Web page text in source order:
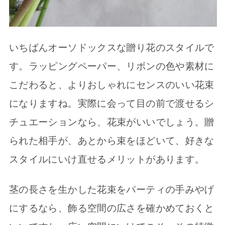
いちばんオーソドックスな贈り花のスタイルで
す。ラッピングペーパー、リボンの色や素材に
こだわると、よりおしゃれにセンスのいい花束
になりますね。実際に会って目の前で渡せるシ
チュエーションなら、花束がいいでしょう。贈
られた相手が、あとから束をほどいて、好きな
スタイルにいけ直せるメリットがあります。
茎の長さを生かした花束をパーティの手みやげ
にするなら、飾る空間の広さを確かめておくと